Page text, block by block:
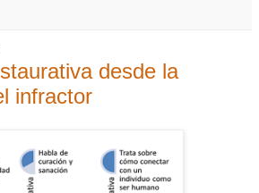
desde la
infractor